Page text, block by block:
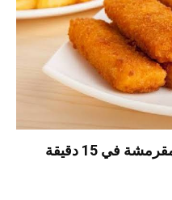
طريقة عمل أصابع القرنبيط المقرمشة في 15 دقيقة